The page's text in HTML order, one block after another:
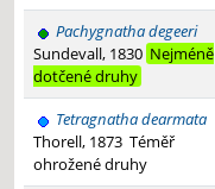
Pachygnatha degeeri
Sundevall, 1830 Nejméně
dotčené druhy
Tetragnatha dearmata
Thorell, 1873 Téměř
ohrožené druhy